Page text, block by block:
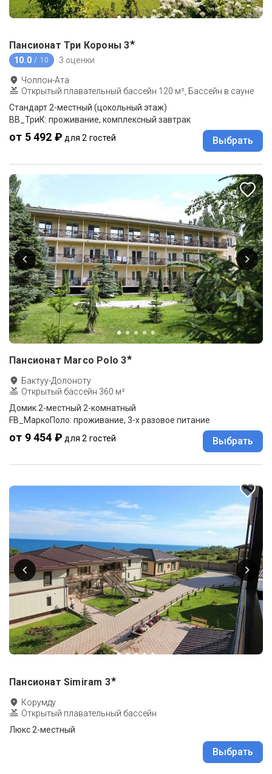
Пансионат Три Короны 3★
10.0 / 10 3 оценки
Чолпон-Ата
Открытый плавательный бассейн 120 м², Бассейн в сауне
Стандарт 2-местный (цокольный этаж)
ВB_ТриК: проживание, комплексный завтрак
от 5 492 ₽ для 2 гостей Выбрать
Пансионат Marco Polo 3★
Бактуу-Долоноту
Открытый бассейн 360 м²
Домик 2-местный 2-комнатный
FB_МаркоПоло: проживание, 3-х разовое питание
от 9 454 ₽ для 2 гостей Выбрать
Пансионат Simiram 3★
Корумду
Открытый плавательный бассейн
Люкс 2-местный
Выбрать